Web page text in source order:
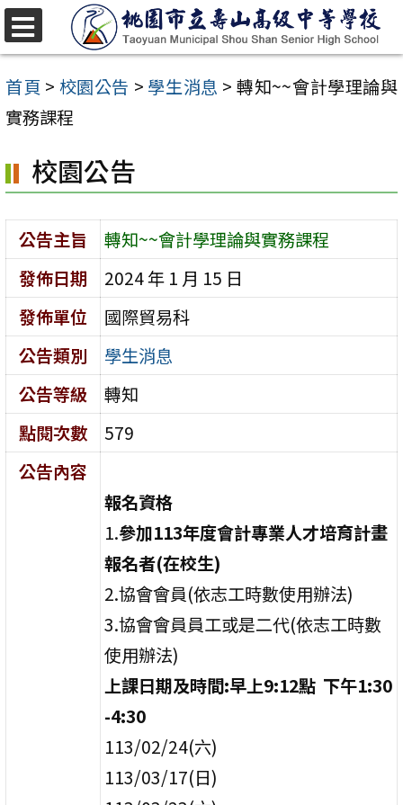
跳
至
主
要
容
區
首頁 > 校園公告 > 學生消息 > 轉知~~會計學理論與
實務課程
校園公告
公告主旨
轉知~~會計學理論與實務課程
發佈日期
2024 年 1 月 15 日
發佈單位
國際貿易科
公告類別
學生消息
公告等級
轉知
點閱次數
579
公告內容
報名資格
1.參加113年度會計專業人才培育計畫
報名者(在校生)
2.協會會員(依志工時數使用辦法)
3.協會會員員工或是二代(依志工時數
使用辦法)
上課日期及時間:早上9:12點 下午1:30
-4:30
113/02/24(六)
113/03/17(日)
選
單